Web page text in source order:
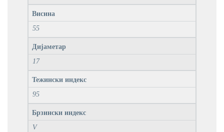
Висина
55
Дијаметар
17
Тежински индекс
95
Брзински индекс
V